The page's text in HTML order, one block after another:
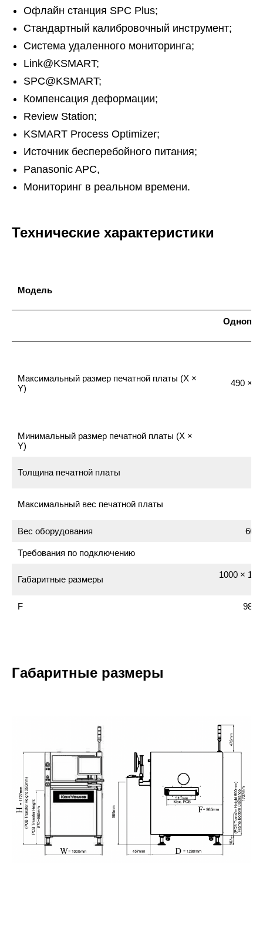
Офлайн станция SPC Plus;
Стандартный калибровочный инструмент;
Система удаленного мониторинга;
Link@KSMART;
SPC@KSMART;
Компенсация деформации;
Review Station;
KSMART Process Optimizer;
Источник бесперебойного питания;
Panasonic APC,
Мониторинг в реальном времени.
Технические характеристики
Модель
Максимальный размер печатной платы (X ×
Y)
490 ×
Минимальный размер печатной платы (X ×
Y)
Толщина печатной платы
Максимальный вес печатной платы
Вес оборудования 600
Требования по подключению
Габаритные размеры
1000 ×
F 985
Габаритные размеры